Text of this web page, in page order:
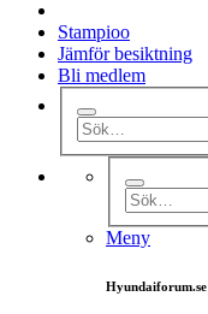
Stampioo
Jämför besiktning
Bli medlem
Meny
Hyundaiforum.se